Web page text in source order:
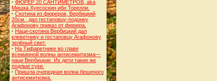
· ФЮРЕР 20 САНТИМЕТРОВ, aka
Мишка Хуесоскин ибн Торелли.
· Скотина из фюреров, Вербицкий
20см., дал гестаповцу-подонку
Агафонову приказ от фюрера.
· Наци-скотина Вербицкий дал
клеветнику и гестаповцу Агафонову
зелёный свет.
· На Тифаретнике во главе
всемирной волны антисемитизма—
наци Вербицкие. Их дети такие же
подлые суки.
· Пришла очередная волна бешеного
антисемитизма.